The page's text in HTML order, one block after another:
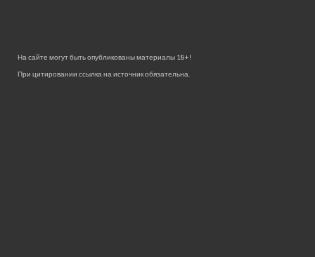
На сайте могут быть опубликованы материалы 18+!
При цитировании ссылка на источник обязательна.